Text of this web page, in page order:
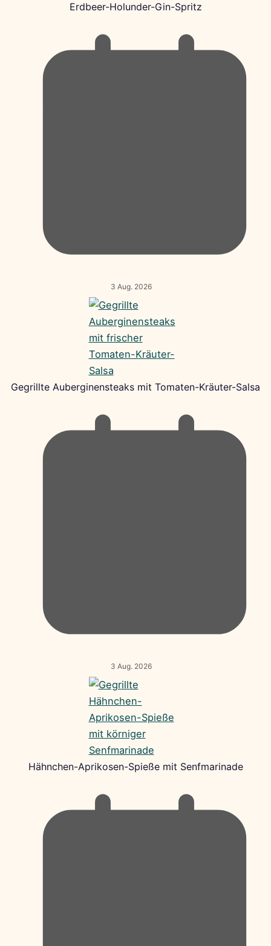
Erdbeer-Holunder-Gin-Spritz
3 Aug. 2026
Gegrillte Auberginensteaks mit Tomaten-Kräuter-Salsa
3 Aug. 2026
Hähnchen-Aprikosen-Spieße mit Senfmarinade